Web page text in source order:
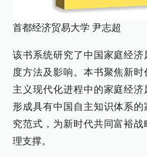
首都经济贸易大学 尹志超
该书系统研究了中国家庭经济
度方法及影响。本书聚焦新
主义现代化进程中的家庭经
形成具有中国自主知识体系
究范式，为新时代共同富裕
理支撑。